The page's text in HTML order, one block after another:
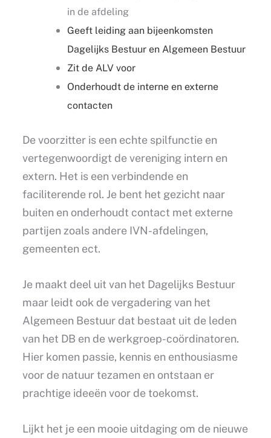
in de afdeling
Geeft leiding aan bijeenkomsten
Dagelijks Bestuur en Algemeen Bestuur
Zit de ALV voor
Onderhoudt de interne en externe
contacten
De voorzitter is een echte spilfunctie en
vertegenwoordigt de vereniging intern en
extern. Het is een verbindende en
faciliterende rol. Je bent het gezicht naar
buiten en onderhoudt contact met externe
partijen zoals andere IVN-afdelingen,
gemeenten ect.
Je maakt deel uit van het Dagelijks Bestuur
maar leidt ook de vergadering van het
Algemeen Bestuur dat bestaat uit de leden
van het DB en de werkgroep-coördinatoren.
Hier komen passie, kennis en enthousiasme
voor de natuur tezamen en ontstaan er
prachtige ideeën voor de toekomst.
Lijkt het je een mooie uitdaging om de nieuwe